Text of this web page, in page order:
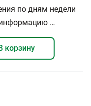
по дням недели
…
корзину